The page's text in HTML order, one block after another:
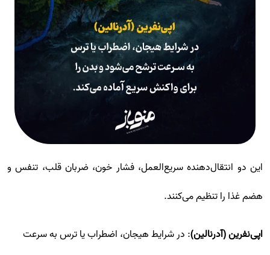
این دو انتقال‌دهنده سریع‌العمل، فشار خون، ضربان قلب، تنفس و
هضم غذا را تنظیم می‌کنند.
اپی‌نفرین (آدرنالین): در شرایط هیجان، اضطراب یا ترس به سرعت